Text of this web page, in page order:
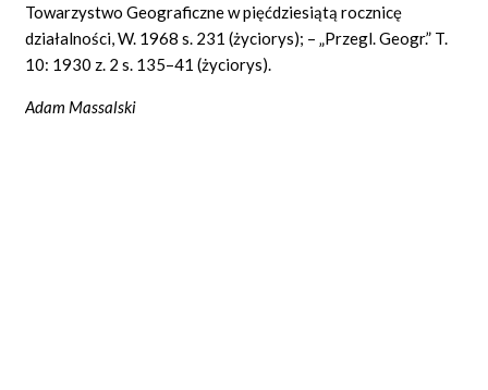
Towarzystwo Geograficzne w pięćdziesiątą rocznicę
działalności, W. 1968 s. 231 (życiorys); – „Przegl. Geogr.” T.
10: 1930 z. 2 s. 135–41 (życiorys).
Adam Massalski